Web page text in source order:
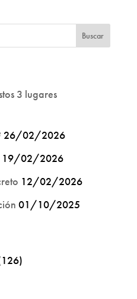
3 lugares
26/02/2026
19/02/2026
12/02/2026
01/10/2025